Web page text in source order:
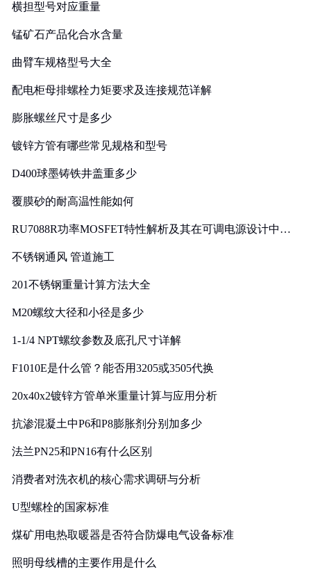
横担型号对应重量
锰矿石产品化合水含量
曲臂车规格型号大全
配电柜母排螺栓力矩要求及连接规范详解
膨胀螺丝尺寸是多少
镀锌方管有哪些常见规格和型号
D400球墨铸铁井盖重多少
覆膜砂的耐高温性能如何
RU7088R功率MOSFET特性解析及其在可调电源设计中的
不锈钢通风 管道施工
201不锈钢重量计算方法大全
M20螺纹大径和小径是多少
1-1/4 NPT螺纹参数及底孔尺寸详解
F1010E是什么管？能否用3205或3505代换
20x40x2镀锌方管单米重量计算与应用分析
抗渗混凝土中P6和P8膨胀剂分别加多少
法兰PN25和PN16有什么区别
消费者对洗衣机的核心需求调研与分析
U型螺栓的国家标准
煤矿用电热取暖器是否符合防爆电气设备标准
照明母线槽的主要作用是什么